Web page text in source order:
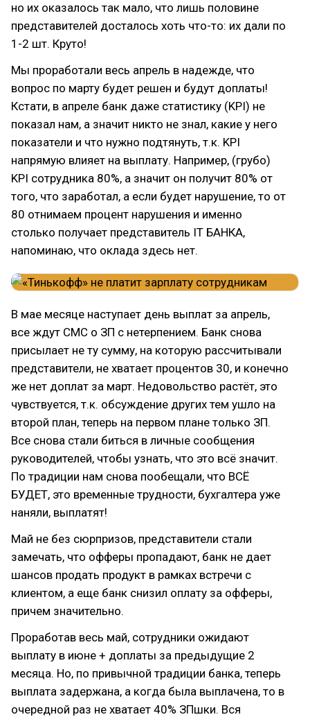
но их оказалось так мало, что лишь половине
представителей досталось хоть что-то: их дали по
1-2 шт. Круто!
Мы проработали весь апрель в надежде, что
вопрос по марту будет решен и будут доплаты!
Кстати, в апреле банк даже статистику (KPI) не
показал нам, а значит никто не знал, какие у него
показатели и что нужно подтянуть, т.к. KPI
напрямую влияет на выплату. Например, (грубо)
KPI сотрудника 80%, а значит он получит 80% от
того, что заработал, а если будет нарушение, то от
80 отнимаем процент нарушения и именно
столько получает представитель IT БАНКА,
напоминаю, что оклада здесь нет.
В мае месяце наступает день выплат за апрель,
все ждут СМС о ЗП с нетерпением. Банк снова
присылает не ту сумму, на которую рассчитывали
представители, не хватает процентов 30, и конечно
же нет доплат за март. Недовольство растёт, это
чувствуется, т.к. обсуждение других тем ушло на
второй план, теперь на первом плане только ЗП.
Все снова стали биться в личные сообщения
руководителей, чтобы узнать, что это всё значит.
По традиции нам снова пообещали, что ВСЁ
БУДЕТ, это временные трудности, бухгалтера уже
наняли, выплатят!
Май не без сюрпризов, представители стали
замечать, что офферы пропадают, банк не дает
шансов продать продукт в рамках встречи с
клиентом, а еще банк снизил оплату за офферы,
причем значительно.
Проработав весь май, сотрудники ожидают
выплату в июне + доплаты за предыдущие 2
месяца. Но, по привычной традиции банка, теперь
выплата задержана, а когда была выплачена, то в
очередной раз не хватает 40% ЗПшки. Вся